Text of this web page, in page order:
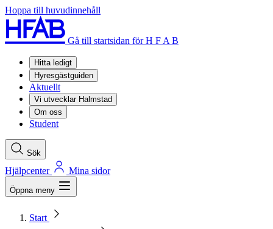
Hoppa till huvudinnehåll
Gå till startsidan för H F A B
Hitta ledigt
Hyresgästguiden
Aktuellt
Vi utvecklar Halmstad
Om oss
Student
Sök
Hjälpcenter Mina sidor
Öppna meny
Start